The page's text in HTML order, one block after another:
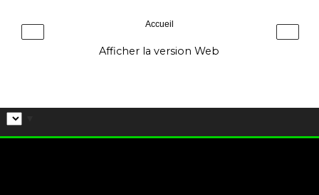
‹ ›
Accueil
Afficher la version Web